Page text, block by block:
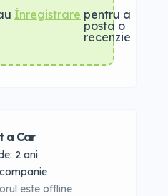
Înregistrare pentru a
posta o
recenzie
a Car
2 ani
este offline